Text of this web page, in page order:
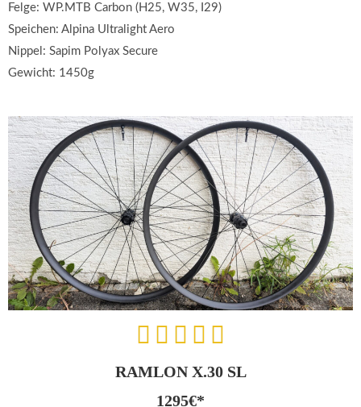
Felge: WP.MTB Carbon (H25, W35, I29)
Speichen: Alpina Ultralight Aero
Nippel: Sapim Polyax Secure
Gewicht: 1450g
RAMLON X.30 SL
1295€*